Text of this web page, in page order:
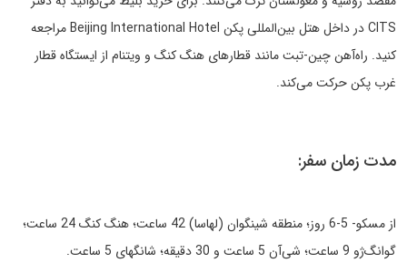
CITS در داخل هتل بین‌المللی پکن Beijing International Hotel مراجعه
کنید. راه‌آهن چین-تبت مانند قطارهای هنگ کنگ و ویتنام از ایستگاه قطار
غرب پکن حرکت می‌کند.
مدت زمان سفر:
از مسکو- 5-6 روز؛ منطقه شینگوان (لهاسا) 42 ساعت؛ هنگ کنگ 24 ساعت؛
گوانگ‌ژو 9 ساعت؛ شی‌آن 5 ساعت و 30 دقیقه؛ شانگهای 5 ساعت.